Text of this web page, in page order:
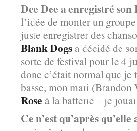
Dee Dee a enregistré
l’idée de monter un
juste enregistrer des
Blank Dogs a décidé de
sorte de festival pour le 4
donc c’était normal que
basse, mon mari (Brandon
Rose à la batterie – je
Ce n’est qu’après